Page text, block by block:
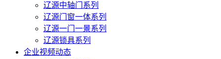
辽源中轴门系列
辽源门窗一体系列
辽源一门一景系列
辽源锁具系列
企业视频动态